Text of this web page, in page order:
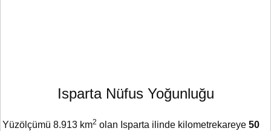
Isparta Nüfus Yoğunluğu
Yüzölçümü 8.913 km2 olan Isparta ilinde kilometrekareye 50